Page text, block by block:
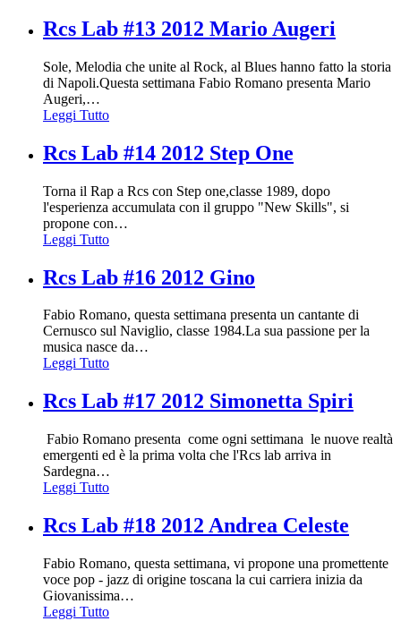
Rcs Lab #13 2012 Mario Augeri
Sole, Melodia che unite al Rock, al Blues hanno fatto la storia
di Napoli.Questa settimana Fabio Romano presenta Mario
Augeri,…
Leggi Tutto
Rcs Lab #14 2012 Step One
Torna il Rap a Rcs con Step one,classe 1989, dopo
l'esperienza accumulata con il gruppo "New Skills", si
propone con…
Leggi Tutto
Rcs Lab #16 2012 Gino
Fabio Romano, questa settimana presenta un cantante di
Cernusco sul Naviglio, classe 1984.La sua passione per la
musica nasce da…
Leggi Tutto
Rcs Lab #17 2012 Simonetta Spiri
Fabio Romano presenta come ogni settimana le nuove realtà
emergenti ed è la prima volta che l'Rcs lab arriva in
Sardegna…
Leggi Tutto
Rcs Lab #18 2012 Andrea Celeste
Fabio Romano, questa settimana, vi propone una promettente
voce pop - jazz di origine toscana la cui carriera inizia da
Giovanissima…
Leggi Tutto